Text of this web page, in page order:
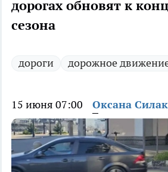
дорогах обновят к
сезона
дороги дорожное
15 июня 07:00 Оксана